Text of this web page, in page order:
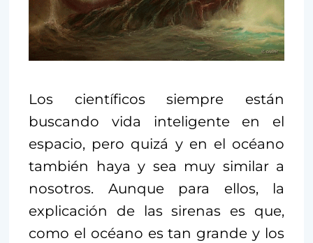
Los científicos siempre están
buscando vida inteligente en el
espacio, pero quizá y en el océano
también haya y sea muy similar a
nosotros. Aunque para ellos, la
explicación de las sirenas es que,
como el océano es tan grande y los